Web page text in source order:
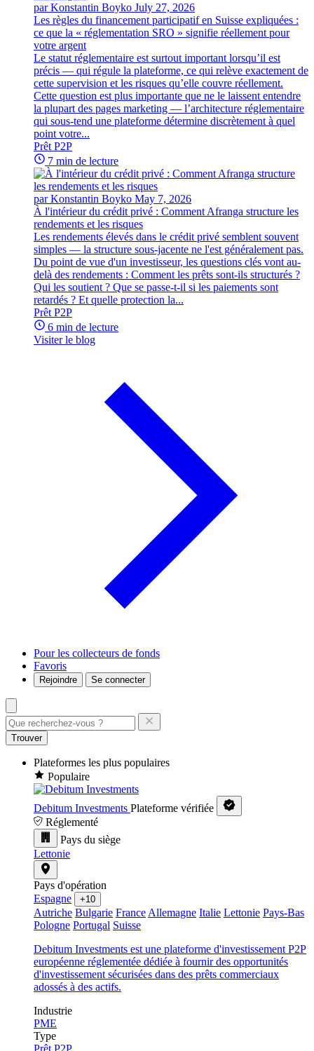
par Konstantin Boyko July 27, 2026
Les règles du financement participatif en Suisse expliquées :
ce que la « réglementation SRO » signifie réellement pour
votre argent
Le statut réglementaire est surtout important lorsqu’il est
précis — qui régule la plateforme, ce qui relève exactement de
cette supervision et les risques qu’elle couvre réellement.
Cette question est plus importante que ne le laissent entendre
la plupart des pages marketing — l’architecture réglementaire
qui sous-tend une plateforme détermine discrètement à quel
point votre...
Prêt P2P
7 min de lecture
par Konstantin Boyko May 7, 2026
À l'intérieur du crédit privé : Comment Afranga structure les
rendements et les risques
Les rendements élevés dans le crédit privé semblent souvent
simples — la structure sous-jacente ne l'est généralement pas.
Du point de vue d'un investisseur, les questions clés vont au-
delà des rendements : Comment les prêts sont-ils structurés ?
Qui les soutient ? Que se passe-t-il si les paiements sont
retardés ? Et quelle protection la...
Prêt P2P
6 min de lecture
Visiter le blog
Pour les collecteurs de fonds
Favoris
Rejoindre Se connecter
Trouver
Plateformes les plus populaires
Populaire
Debitum Investments Plateforme vérifiée
Réglementé
Pays du siège
Lettonie
Pays d'opération
Espagne
+10
Autriche Bulgarie France Allemagne Italie Lettonie Pays-Bas
Pologne Portugal Suisse
Debitum Investments est une plateforme d'investissement P2P
européenne réglementée dédiée à fournir des opportunités
d'investissement sécurisées dans des prêts commerciaux
adossés à des actifs.
Industrie
PME
Type
Prêt P2P